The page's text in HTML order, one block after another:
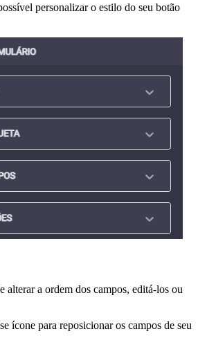
personalizar o estilo do seu botão
alterar a ordem dos campos, editá-los ou
ícone para reposicionar os campos de seu